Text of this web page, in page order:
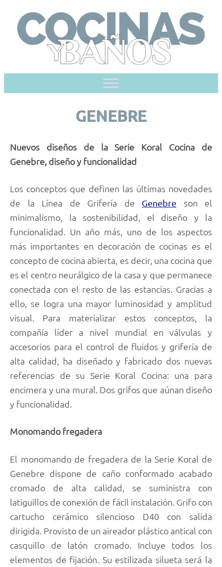
content
GENEBRE
Nuevos diseños de la Serie Koral Cocina de
Genebre, diseño y funcionalidad
Los conceptos que definen las últimas novedades
de la Línea de Grifería de Genebre son el
minimalismo, la sostenibilidad, el diseño y la
funcionalidad. Un año más, uno de los aspectos
más importantes en decoración de cocinas es el
concepto de cocina abierta, es decir, una cocina que
es el centro neurálgico de la casa y que permanece
conectada con el resto de las estancias. Gracias a
ello, se logra una mayor luminosidad y amplitud
visual. Para materializar estos conceptos, la
compañía líder a nivel mundial en válvulas y
accesorios para el control de fluidos y grifería de
alta calidad, ha diseñado y fabricado dos nuevas
referencias de su Serie Koral Cocina: una para
encimera y una mural. Dos grifos que aúnan diseño
y funcionalidad.
Monomando fregadera
El monomando de fregadera de la Serie Koral de
Genebre dispone de caño conformado acabado
cromado de alta calidad, se suministra con
latiguillos de conexión de fácil instalación. Grifo con
cartucho cerámico silencioso D40 con salida
dirigida. Provisto de un aireador plástico antical con
casquillo de latón cromado. Incluye todos los
elementos de fijación. Su estilizada silueta será la